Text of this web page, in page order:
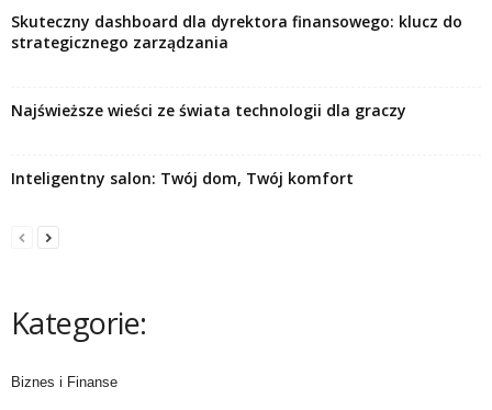
Skuteczny dashboard dla dyrektora finansowego: klucz do
strategicznego zarządzania
Najświeższe wieści ze świata technologii dla graczy
Inteligentny salon: Twój dom, Twój komfort
Kategorie:
Biznes i Finanse